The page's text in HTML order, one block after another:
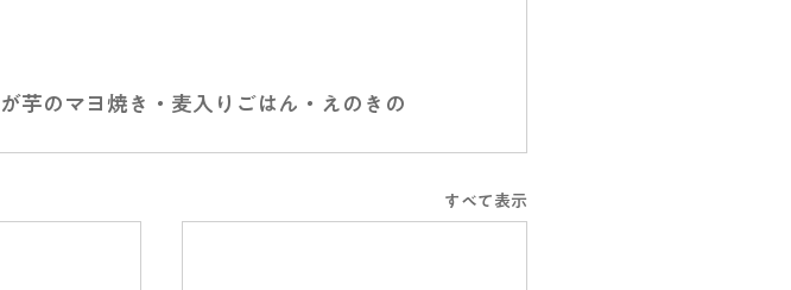
芋のマヨ焼き・麦入りごはん・えのきの
すべて表示